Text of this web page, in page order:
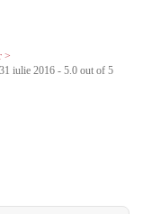
>
iulie 2016 -5.0 out of5